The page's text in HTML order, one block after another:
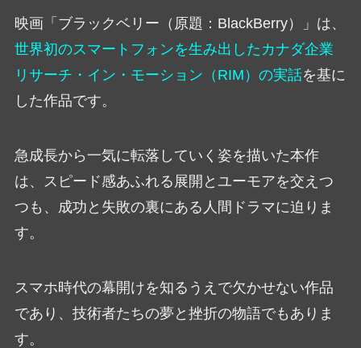
映画「ブラックベリー（原題：BlackBerry）」は、
世界初のスマートフォンを生み出したカナダ企業
リサーチ・イン・モーション（RIM）の実話を基に
した作品です。
急成長から一気に転落していく姿を描いた本作
は、スピード感あふれる展開とユーモアを交えつ
つも、成功と失敗の裏にある人間ドラマに迫りま
す。
スマホ時代の幕開けを知るうえで欠かせない作品
であり、技術者たちの夢と挫折の物語でもありま
す。